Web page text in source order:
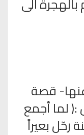
قصة
:( لما أجمع
رحّل بعيراً